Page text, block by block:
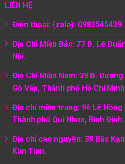
LIÊN HỆ
Điện thoại: (zalo): 0983545439.
Địa Chỉ Miền Bắc: 77 Đ. Lê
Nội.
Địa Chỉ Miền Nam: 39 Đ. Dương
Gò Vấp, Thành phố Hồ Chí Minh
Địa chỉ miền trung: 96 Lê
Thành phố Qui Nhơn, Bình Định.
Địa chỉ cao nguyên: 39 Bắc
Kon Tum.